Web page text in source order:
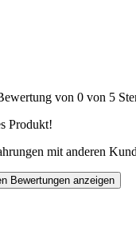
von 0 von 5
Produkt!
mit anderen
Bewertungen anzeigen